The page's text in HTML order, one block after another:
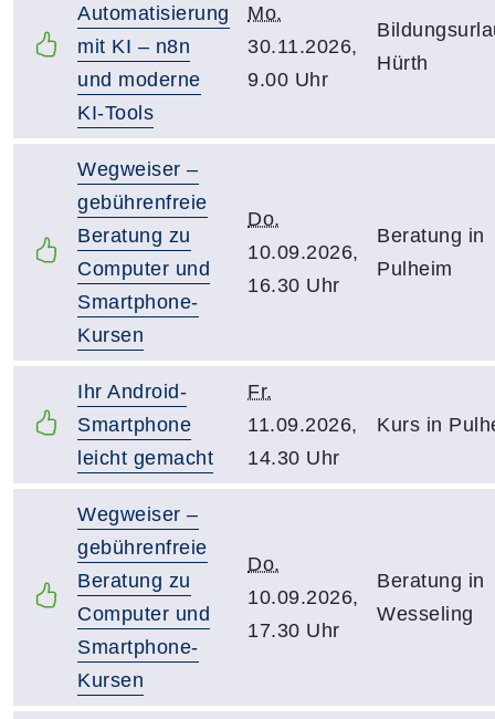
Automatisierung
mit KI – n8n
und moderne
KI-Tools
Mo.
30.11.2026,
9.00 Uhr
Hürth
Wegweiser –
gebührenfreie
Beratung zu
Computer und
Smartphone-
Kursen
Do.
10.09.2026,
16.30 Uhr
Beratung in
Pulheim
Ihr Android-
Smartphone
leicht gemacht
Fr.
11.09.2026,
14.30 Uhr
Kurs in
Wegweiser –
gebührenfreie
Beratung zu
Computer und
Smartphone-
Kursen
Do.
10.09.2026,
17.30 Uhr
Beratung in
Wesseling